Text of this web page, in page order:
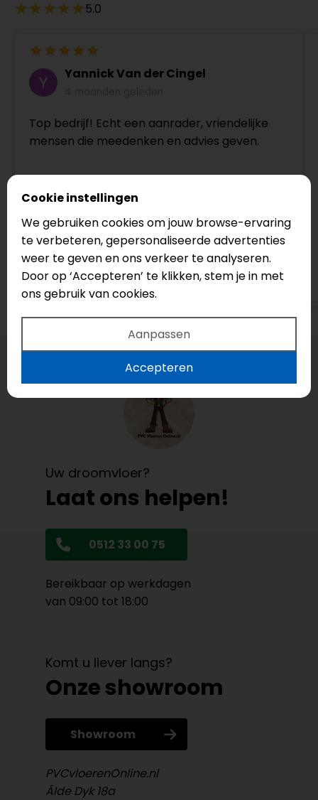
5.0
Yannick Van der Cingel
Top bedrijf! Echt een aanrader, vriendelijke
mensen die meedenken en advies geven.
Bekijk op Google
Cookie instellingen
We gebruiken cookies om jouw browse-ervaring
te verbeteren, gepersonaliseerde advertenties
weer te geven en ons verkeer te analyseren.
Door op ‘Accepteren’ te klikken, stem je in met
ons gebruik van cookies.
Aanpassen
Accepteren
Uw droomvloer?
Laat ons helpen!
0512 33 00 75
Bereikbaar op werkdagen
van 09:00 tot 18:00
Komt u liever langs?
Onze showroom
Showroom
PVCvloerenOnline.nl
Âlde Dyk 18a